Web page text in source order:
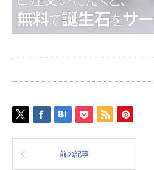
前の記事